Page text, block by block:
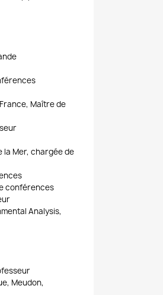
Maître de
la Mer, chargée de
conférences
Analysis,
Meudon,